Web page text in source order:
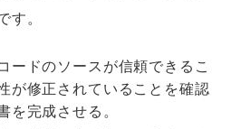
す。
ードのソースが信頼できるこ
が修正されていることを確認
を完成させる。